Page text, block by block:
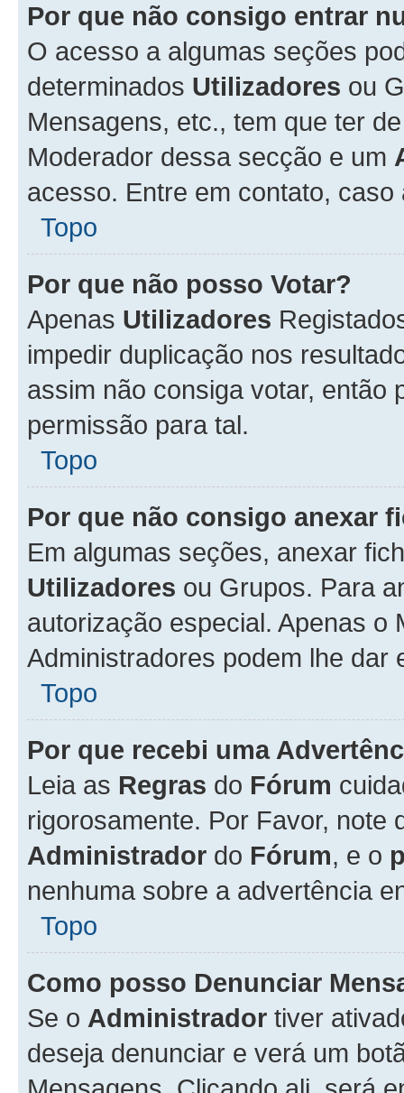
Por que não consigo entrar
O acesso a algumas seções
determinados Utilizadores ou
Mensagens, etc., tem que ter
Moderador dessa secção e um
acesso. Entre em contato,
Topo
Por que não posso Votar?
Apenas Utilizadores
impedir duplicação nos
assim não consiga votar, então
permissão para tal.
Topo
Por que não consigo anexar
Em algumas seções, anexar
Utilizadores ou Grupos. Para
autorização especial. Apenas o
Administradores podem lhe
Topo
Por que recebi uma
Leia as Regras do Fórum
rigorosamente. Por Favor, note
Administrador do Fórum, e o
nenhuma sobre a advertência
Topo
Como posso Denunciar
Se o Administrador tiver
deseja denunciar e verá um